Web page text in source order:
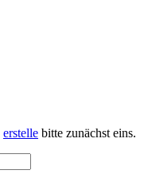
erstelle bitte zunächst eins.